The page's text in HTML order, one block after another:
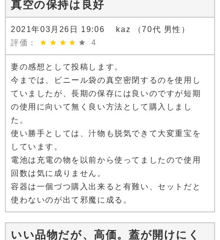
真空の保持は良好
2021年03月26日 19:06 kaz （70代 男性）
評価：
4
妻の感想として投稿します。
今までは、ビニール袋の真空密閉するのを使用し
ていましたが、長期の保存には良いのですが短期
の使用に向いて無く良い方法として購入しまし
た。
使い勝手としては、汁物も脱気できて大変重宝を
しています。
電池は充電の物を以前から使ってましたので使用
回数は気に成りません。
容器は一個づつ購入出来ると有難い、セットだと
使わないのが出て邪魔に成る。
いい品物だが、高価。蓋が開けにく